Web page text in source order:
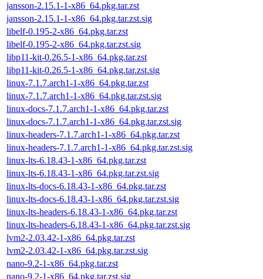
jansson-2.15.1-1-x86_64.pkg.tar.zst
jansson-2.15.1-1-x86_64.pkg.tar.zst.sig
libelf-0.195-2-x86_64.pkg.tar.zst
libelf-0.195-2-x86_64.pkg.tar.zst.sig
libp11-kit-0.26.5-1-x86_64.pkg.tar.zst
libp11-kit-0.26.5-1-x86_64.pkg.tar.zst.sig
linux-7.1.7.arch1-1-x86_64.pkg.tar.zst
linux-7.1.7.arch1-1-x86_64.pkg.tar.zst.sig
linux-docs-7.1.7.arch1-1-x86_64.pkg.tar.zst
linux-docs-7.1.7.arch1-1-x86_64.pkg.tar.zst.sig
linux-headers-7.1.7.arch1-1-x86_64.pkg.tar.zst
linux-headers-7.1.7.arch1-1-x86_64.pkg.tar.zst.sig
linux-lts-6.18.43-1-x86_64.pkg.tar.zst
linux-lts-6.18.43-1-x86_64.pkg.tar.zst.sig
linux-lts-docs-6.18.43-1-x86_64.pkg.tar.zst
linux-lts-docs-6.18.43-1-x86_64.pkg.tar.zst.sig
linux-lts-headers-6.18.43-1-x86_64.pkg.tar.zst
linux-lts-headers-6.18.43-1-x86_64.pkg.tar.zst.sig
lvm2-2.03.42-1-x86_64.pkg.tar.zst
lvm2-2.03.42-1-x86_64.pkg.tar.zst.sig
nano-9.2-1-x86_64.pkg.tar.zst
nano-9.2-1-x86_64.pkg.tar.zst.sig